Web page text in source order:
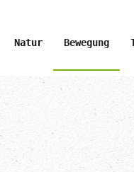
Natur Bewegung